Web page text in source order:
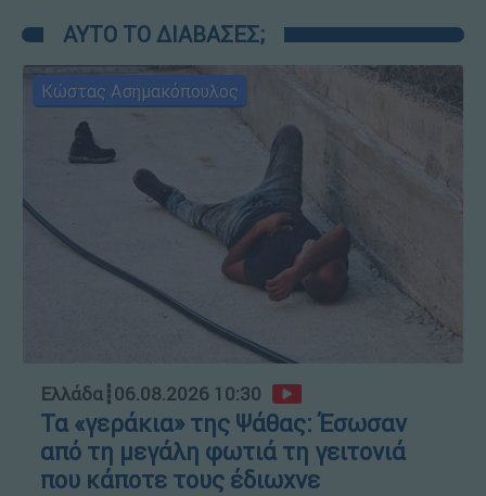
ΑΥΤΟ ΤΟ ΔΙΑΒΑΣΕΣ;
Κώστας Ασημακόπουλος
Ελλάδα┋06.08.2026 10:30
Τα «γεράκια» της Ψάθας: Έσωσαν
από τη μεγάλη φωτιά τη γειτονιά
που κάποτε τους έδιωχνε